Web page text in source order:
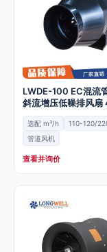
LWDE-100 EC混流
斜流增压低噪排风扇
工业型管道风机
选配 m³/h
110-120/
管道风机
查看并询价